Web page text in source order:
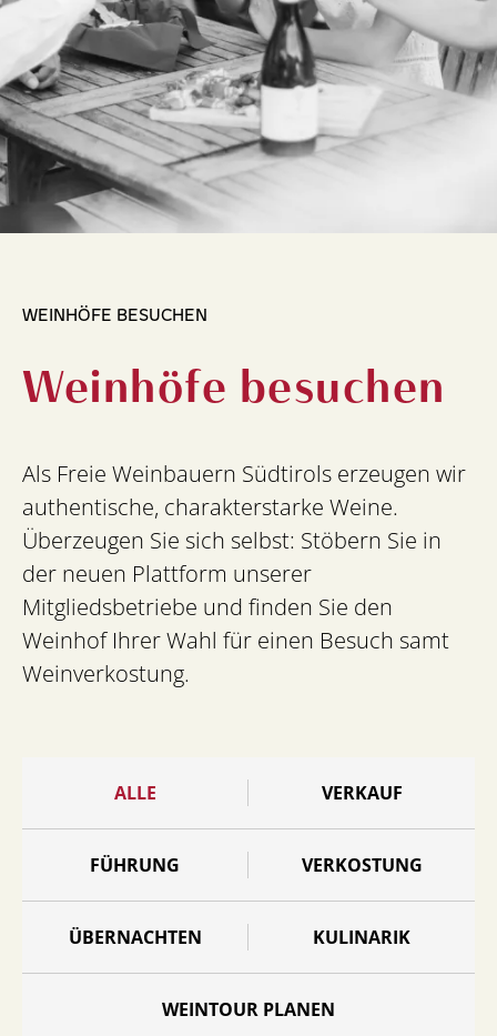
WEINHÖFE BESUCHEN
Weinhöfe besuchen
Als Freie Weinbauern Südtirols erzeugen wir
authentische, charakterstarke Weine.
Überzeugen Sie sich selbst: Stöbern Sie in
der neuen Plattform unserer
Mitgliedsbetriebe und finden Sie den
Weinhof Ihrer Wahl für einen Besuch samt
Weinverkostung.
ALLE VERKAUF
FÜHRUNG VERKOSTUNG
ÜBERNACHTEN KULINARIK
WEINTOUR PLANEN